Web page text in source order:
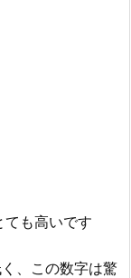
も高いです
、この数字は驚